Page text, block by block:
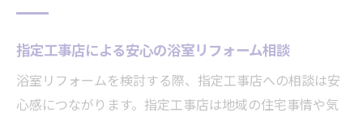
指定工事店による安心の浴室リフォーム相談
浴室リフォームを検討する際、指定工事店への相談は安
心感につながります。指定工事店は地域の住宅事情や気